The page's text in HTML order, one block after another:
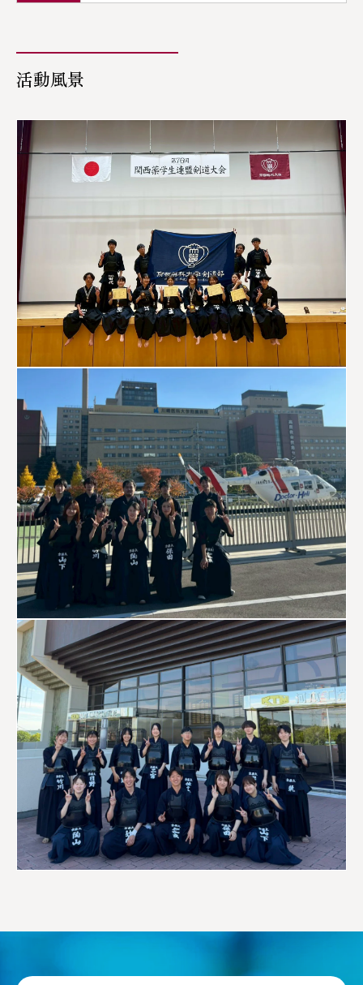
植物研究部
漢方医学研究部
京炎そでふれ！京躍華
らくしあ
Friwilly（ボランティア部）
活動風景